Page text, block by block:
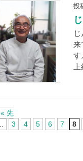
投
来
す
« 先
3 4 5 6 7 8